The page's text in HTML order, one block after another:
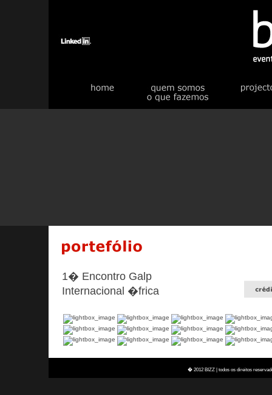
1� Encontro Galp
Internacional �frica
� 2012 BIZZ | todos os direitos